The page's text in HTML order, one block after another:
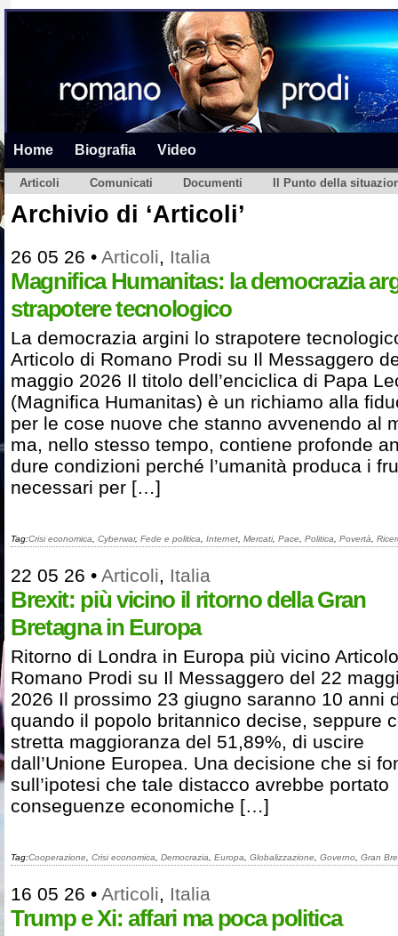
Home Biografia Video
Articoli Comunicati Documenti Il Punto della
Archivio di ‘Articoli’
26 05 26 • Articoli, Italia
Magnifica Humanitas: la democrazia
strapotere tecnologico
La democrazia argini lo strapotere
Articolo di Romano Prodi su Il Messaggero
maggio 2026 Il titolo dell’enciclica di Papa
(Magnifica Humanitas) è un richiamo alla
per le cose nuove che stanno avvenendo al
ma, nello stesso tempo, contiene profonde
dure condizioni perché l’umanità produca i
necessari per […]
Tag:Crisi economica Cyberwar, Fede e politica Internet Mercati, Pace Politica Povertà
22 05 26 • Articoli, Italia
Brexit: più vicino il ritorno della Gran
Bretagna in Europa
Ritorno di Londra in Europa più vicino
Romano Prodi su Il Messaggero del 22
2026 Il prossimo 23 giugno saranno 10 anni
quando il popolo britannico decise, seppure
stretta maggioranza del 51,89%, di uscire
dall’Unione Europea. Una decisione che si
sull’ipotesi che tale distacco avrebbe portato
conseguenze economiche […]
Tag:Cooperazione Crisi economica Democrazia Europa Globalizzazione Governo Gran
16 05 26 • Articoli, Italia
Trump e Xi: affari ma poca politica